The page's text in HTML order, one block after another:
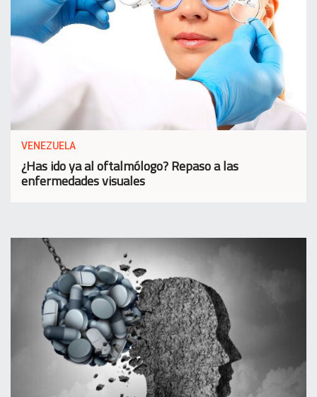
VENEZUELA
¿Has ido ya al oftalmólogo? Repaso a las
enfermedades visuales